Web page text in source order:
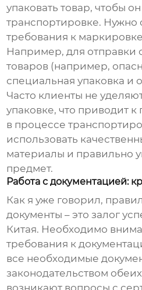
упаковать товар, чтобы
транспортировке. Нужно
требования к
Например, для отправки
товаров (например,
специальная упаковка и
Часто клиенты не
упаковке, что приводит
в процессе
использовать
материалы и правильно
предмет.
Работа с документацией:
Как я уже говорил,
документы – это залог
Китая. Необходимо
требования к
все необходимые
законодательством